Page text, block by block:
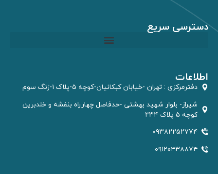
دسترسی سریع
اطلاعات
دفترمركزى : تهران -خیابان کبکانیان-کوچه ۵-پلاک ۱-زنگ سوم
شیراز- بلوار شهید بهشتی -حدفاصل چهارراه بنفشه و خلدبرین
کوچه ۵ پلاک ۲۳۴
۰۹۳۸۲۲۵۲۷۷۴
۰۹۱۲۰۴۳۸۸۷۴